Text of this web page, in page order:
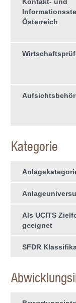
Österreich
Kategorie
Als UCITS
geeignet
SFDR